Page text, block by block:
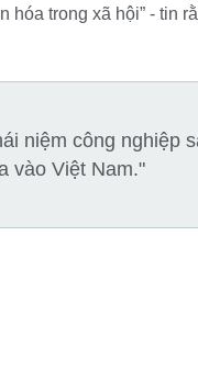
trong xã hội” - tin
niệm công nghiệp
vào Việt Nam."